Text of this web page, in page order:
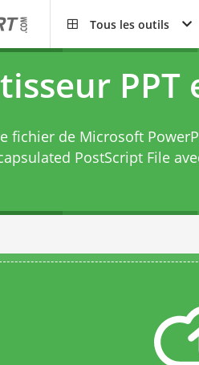
Tous les outils
PPT
fichier de Microsoft
PostScript File